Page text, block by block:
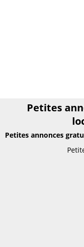
Petites
Petites annonces
Petites